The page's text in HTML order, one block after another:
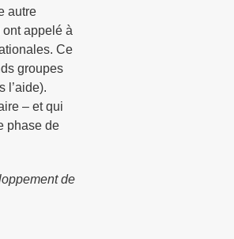
autre
appelé à
Ce
groupes
l’aide).
– et qui
phase de
de